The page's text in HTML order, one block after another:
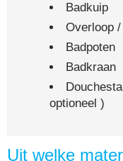
Badkuip
Overloop
Badpoten
Badkraan
optioneel )
Uit welke